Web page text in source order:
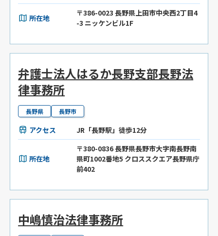
所在地
〒386-0023 長野県上田市中央西2丁目4
-3 ニッケンビル1F
弁護士法人はるか長野支部長野法
律事務所
長野県 長野市
アクセス JR「長野駅」徒歩12分
所在地
〒380-0836 長野県長野市大字南長野南
県町1002番地5 クロススクエア長野県庁
前402
中嶋慎治法律事務所